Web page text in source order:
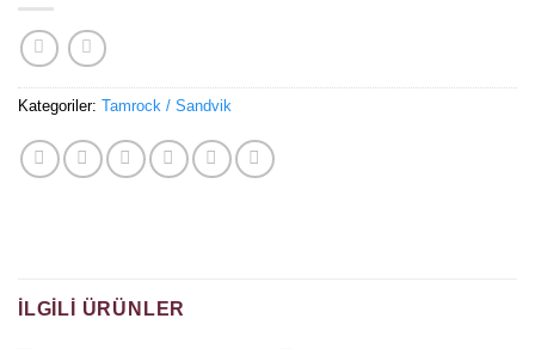
Kategoriler: Tamrock / Sandvik
İLGILI ÜRÜNLER